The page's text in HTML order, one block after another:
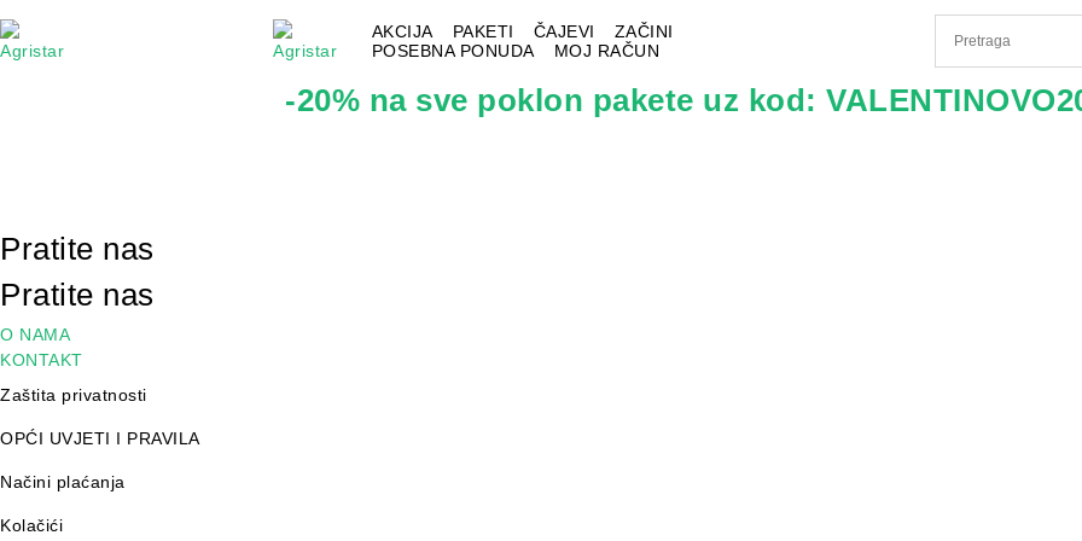
AKCIJA PAKETI ČAJEVI
ZAČINI
POSEBNA PONUDA
MOJ RAČUN
-20% na sve poklon pakete uz kod:
Pratite nas
Pratite nas
O NAMA
KONTAKT
Zaštita privatnosti
OPĆI UVJETI I PRAVILA
Načini plaćanja
Kolačići